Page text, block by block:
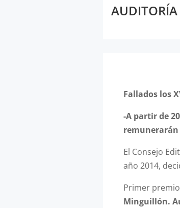
Fallados los
-A partir de
El Consejo
año 2014,
Primer
Minguillón.